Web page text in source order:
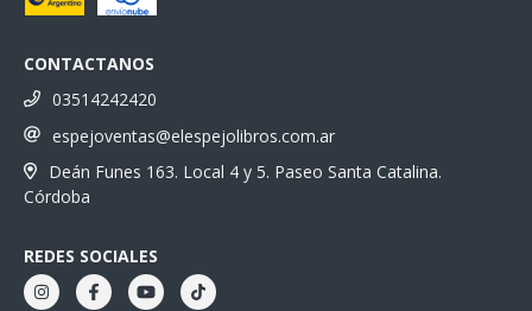
CONTACTANOS
03514242420
espejoventas@elespejolibros.com.ar
Deán Funes 163. Local 4 y 5. Paseo Santa Catalina.
Córdoba
REDES SOCIALES